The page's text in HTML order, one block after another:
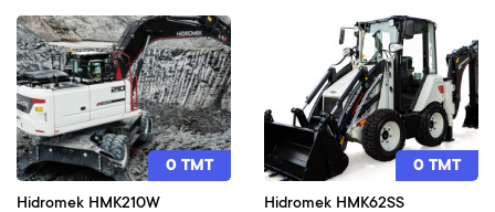
0 TMT
Hidromek HMK210W
0 TMT
Hidromek HMK62SS